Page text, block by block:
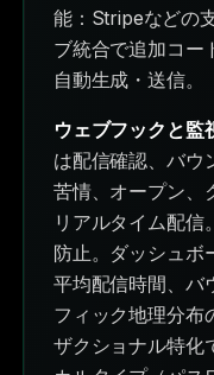
能：Stripeなどの
ブ統合で追加コー
自動生成・送信。
ウェブフックと監
は配信確認、バウ
苦情、オープン、
リアルタイム配信
防止。ダッシュボ
平均配信時間、バ
フィック地理分布
ザクショナル特化